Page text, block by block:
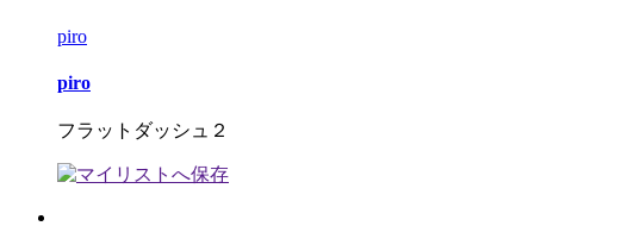
piro
piro
フラットダッシュ２